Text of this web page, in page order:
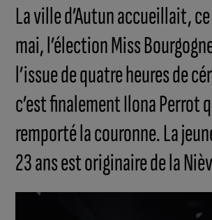
La ville d’Autun accueillait,
mai, l’élection Miss
l’issue de quatre heures de
c’est finalement Ilona Perrot
remporté la couronne. La
23 ans est originaire de la